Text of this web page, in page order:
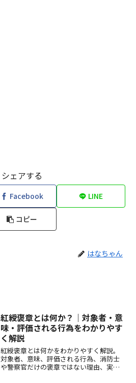
シェアする
Facebook LINE
コピー
はなちゃん
紅綬褒章とは何か？｜対象者・意
味・評価される行為をわかりやす
く解説
紅綬褒章とは何かをわかりやすく解説。
対象者、意味、評価される行為、消防士
や警察官だけの褒章ではない理由、実際